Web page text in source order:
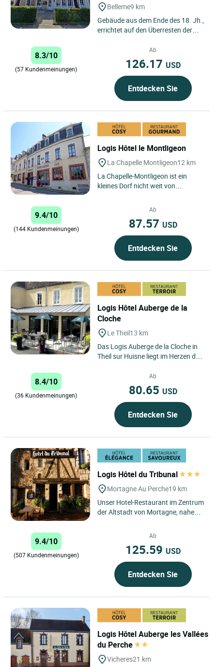
Belleme9 km
Gebäude aus dem Ende des 18. Jh.,
errichtet auf den Überresten der
19. Jh. Poststation....
8.3/10
(57 Kundenmeinungen)
Ab
126.17 USD
Entdecken Sie
Logis Hôtel le Montligeon
La Chapelle Montligeon12 km
La Chapelle-Montligeon ist ein
kleines Dorf nicht weit von
regionalen Naturpark von Perche
9.4/10
(144 Kundenmeinungen)
Ab
87.57 USD
Entdecken Sie
Logis Hôtel Auberge de la
Cloche
Le Theil13 km
Das Logis Auberge de la Cloche in
Theil sur Huisne liegt im Herzen der
Normandie und ist ein wahres...
8.4/10
(36 Kundenmeinungen)
Ab
80.65 USD
Entdecken Sie
Logis Hôtel du Tribunal
Mortagne Au Perche19 km
Unser Hotel-Restaurant im Zentrum
der Altstadt von Mortagne, nahe
Perche befindet sich...
9.4/10
(507 Kundenmeinungen)
Ab
125.59 USD
Entdecken Sie
Logis Hôtel Auberge les Vallées
du Perche
Vicheres21 km